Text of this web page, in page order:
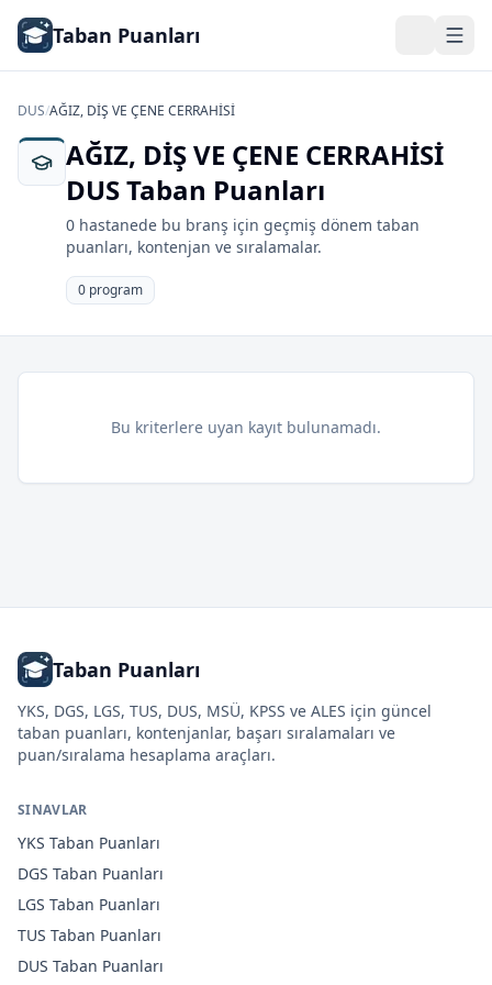
Taban Puanları
DUS/AĞIZ, DİŞ VE ÇENE CERRAHİSİ
AĞIZ, DİŞ VE ÇENE CERRAHİSİ
DUS Taban Puanları
0 hastanede bu branş için geçmiş dönem taban
puanları, kontenjan ve sıralamalar.
0 program
Bu kriterlere uyan kayıt bulunamadı.
Taban Puanları
YKS, DGS, LGS, TUS, DUS, MSÜ, KPSS ve ALES için güncel
taban puanları, kontenjanlar, başarı sıralamaları ve
puan/sıralama hesaplama araçları.
SINAVLAR
YKS Taban Puanları
DGS Taban Puanları
LGS Taban Puanları
TUS Taban Puanları
DUS Taban Puanları